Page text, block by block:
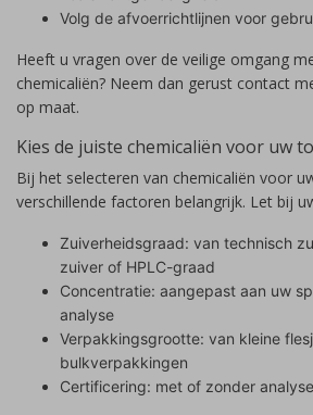
Volg de afvoerrichtlijnen voor
Heeft u vragen over de veilige omgang
chemicaliën? Neem dan gerust contact
op maat.
Kies de juiste chemicaliën voor uw
Bij het selecteren van chemicaliën voor
verschillende factoren belangrijk. Let bij
Zuiverheidsgraad: van technisch
zuiver of HPLC-graad
Concentratie: aangepast aan uw
analyse
Verpakkingsgrootte: van kleine
bulkverpakkingen
Certificering: met of zonder